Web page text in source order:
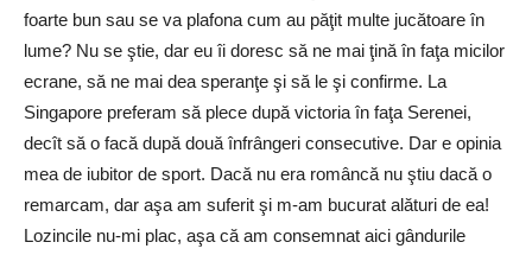
foarte bun sau se va plafona cum au păţit multe jucătoare în
lume? Nu se ştie, dar eu îi doresc să ne mai ţină în faţa micilor
ecrane, să ne mai dea speranţe şi să le şi confirme. La
Singapore preferam să plece după victoria în faţa Serenei,
decît să o facă după două înfrângeri consecutive. Dar e opinia
mea de iubitor de sport. Dacă nu era româncă nu ştiu dacă o
remarcam, dar aşa am suferit şi m-am bucurat alături de ea!
Lozincile nu-mi plac, aşa că am consemnat aici gândurile